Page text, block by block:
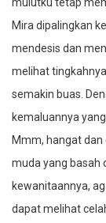
mulutku tetap
Mira dipalingkan
mendesis dan
melihat
semakin buas.
kemaluannya
Mmm, hangat
muda yang basah
kewanitaannya,
dapat melihat